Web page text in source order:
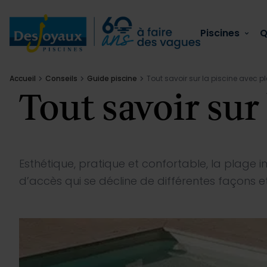
Piscines
Piscines
Piscines extérieures
Piscines en kit
Piscines collectives
Qui sommes nous
L’esprit Desjoyaux
Notre savoir-faire
Actualités
Équipements
Sécurité piscine
Confort
Entretien
Réaménager sa piscine
Fuite de votre piscine :
Piscines
Qui sommes nous
Équipements
Accueil Conseils Guide piscine Tout savoir sur la piscine avec
Tout savoir
Esthétique, pratique et confortable, la plage
d’accès qui se décline de différentes façons